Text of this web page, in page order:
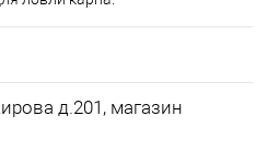
д.201, магазин